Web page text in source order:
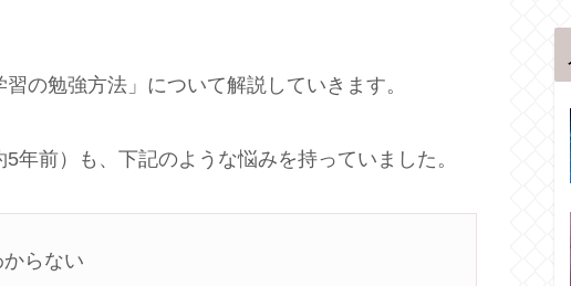
の勉強方法」について解説していきます。
年前）も、下記のような悩みを持っていました。
らない